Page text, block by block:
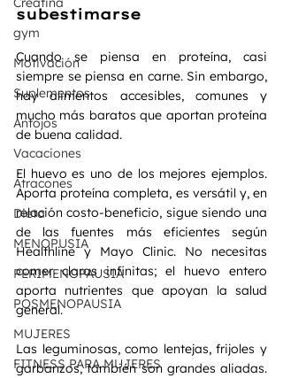
gym
Motivación
Suplementos
Antojos
Vacaciones
Atracones
Dieta
MENOPUSIA
PERIMENOPAUSIA
POSMENOPAUSIA
MUJERES
FITNESS PARA MUJERES
subestimarse
Cuando se piensa en proteína, casi
siempre se piensa en carne. Sin embargo,
hay alimentos accesibles, comunes y
mucho más baratos que aportan proteína
de buena calidad.
El huevo es uno de los mejores ejemplos.
Aporta proteína completa, es versátil y, en
relación costo-beneficio, sigue siendo una
de las fuentes más eficientes según
Healthline y Mayo Clinic. No necesitas
comer claras infinitas; el huevo entero
aporta nutrientes que apoyan la salud
general.
Las leguminosas, como lentejas, frijoles y
garbanzos, también son grandes aliadas.